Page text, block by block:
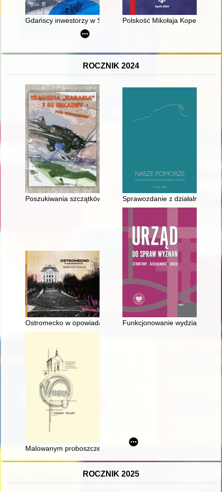
Gdańscy inwestorzy w Sopocie : prestiż finansowy i
Polskość Mikołaja Kopernika z
ROCZNIK 2024
Poszukiwania szczątków „Karasia” pod Wołominem
Sprawozdanie z działalności
Ostromecko w opowiadaniach Małgorzaty Grosman
Funkcjonowanie wydziałów do
Malowanym proboszczem być nie wolno i nie chcę" : niektóre
ROCZNIK 2025